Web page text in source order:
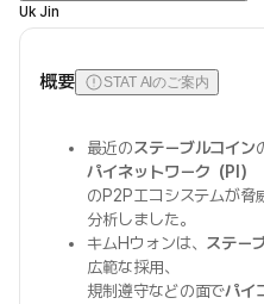
Uk Jin
概要 STAT AIのご案内
最近のステーブルコイン
パイネットワーク（PI）
のP2Pエコシステムが脅
分析しました。
キムHウォンは、 ステー
広範な採用、
規制遵守などの面でパイ